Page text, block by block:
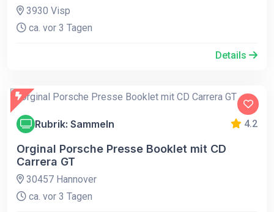
3930 Visp
ca. vor 3 Tagen
Details
Rubrik: Sammeln 4.2
Orginal Porsche Presse Booklet mit CD
Carrera GT
30457 Hannover
ca. vor 3 Tagen